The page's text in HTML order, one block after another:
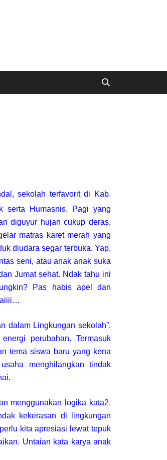
sekolah terfavorit di Kab.
serta Humasnis. Pagi yang
diguyur hujan cukup deras,
matras karet merah yang
diudara segar terbuka. Yap,
seni, atau anak anak suka
Jumat sehat. Ndak tahu ini
Pas habis apel dan
dalam Lingkungan sekolah”.
perubahan. Termasuk
tema siswa baru yang kena
menghilangkan tindak
menggunakan logika kata2.
kekerasan di lingkungan
kita apresiasi lewat tepuk
Untaian kata karya anak